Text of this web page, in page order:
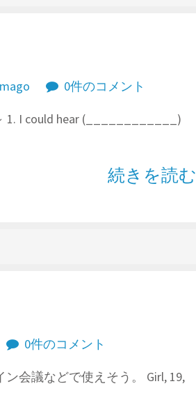
0件のコメント
1. I could hear (____________)
続きを読む
0件のコメント
会議などで使えそう。 Girl, 19,